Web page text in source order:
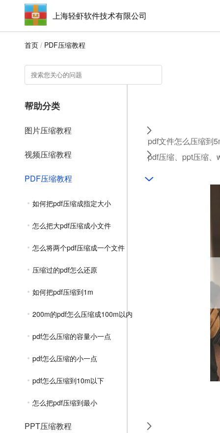
上海轻虾软件技术有限公司
首页 / PDF压缩教程
帮助分类
图片压缩教程
视频压缩教程
PDF压缩教程
如何把pdf压缩成指定大小
怎么把大pdf压缩成小文件
怎么将两个pdf压缩成一个文件
压缩过的pdf怎么还原
如何把pdf压缩到1m
200m的pdf怎么压缩成100m以内
pdf怎么压缩的容量小一点
pdf怎么压缩的小一点
pdf怎么压缩到10m以下
怎么把pdf压缩到最小
PPT压缩教程
pdf文件怎么压缩到
pdf压缩、ppt压缩